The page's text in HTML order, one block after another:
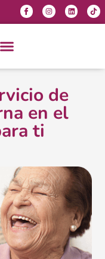
de
en el
ti